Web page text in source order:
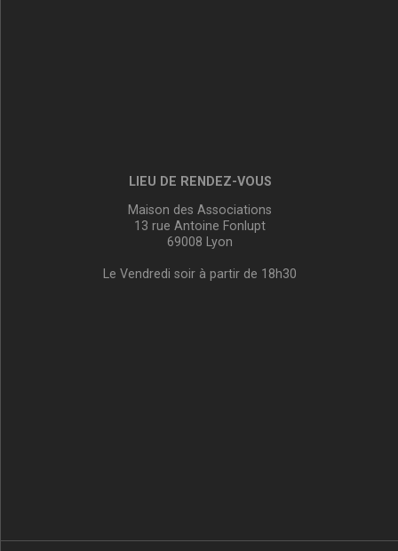
LIEU DE RENDEZ-VOUS
Maison des Associations
13 rue Antoine Fonlupt
69008 Lyon
Le Vendredi soir à partir de 18h30